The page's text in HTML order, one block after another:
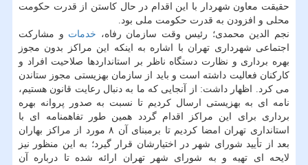
حقیقت معاون شهردار با این اقدام در حال کاستن از قدرت حکومت
محلی و افزودن به قدرت حکومت ملی بود.
نجم الدین محمدی؛ رئیس وقت سازمان رفاه، خدمات و مشارکت
اجتماعی شهرداری تهران با اشاره به اینکه این مراکز بدون مجوز
بهره برداری و نظارت دستگاه ناظر بر استانداردها صلاحیت افراد و
کارکنان فعالیت داشته است و باید از سازمان بهزیستی مجوز ستاندن
می کرد. اظهار داشت: از آنجایی که ما به دنبال رعایت قانون هستیم،
نامه ای به بهزیستی ارسال کردیم تا نسبت به صدور پروانه بهره
برداری برای این مراکز اقدام گردد همین طور تفاهمنامه ای با
استانداری تهران امضا کردیم تا برمبنای آن ۸ مورد از مراکز بهاران
بعد از تأیید شورای شهر در اختیارشان قرار گیرد؛ به این منظور نیز
لایحه ای تهیه و به شورای شهر تهران ارائه شده تا درباره آن